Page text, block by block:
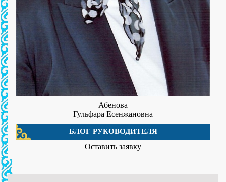
Абенова
Гульфара Есенжановна
БЛОГ РУКОВОДИТЕЛЯ
Оставить заявку